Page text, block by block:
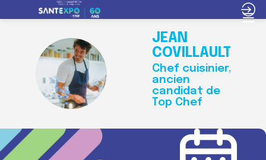
JC
JEAN
COVILLAULT
Chef cuisinier,
ancien
candidat de
Top Chef